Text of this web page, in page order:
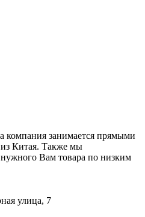
занимается прямыми
из Китая. Также мы
Вам товара по низким
улица, 7